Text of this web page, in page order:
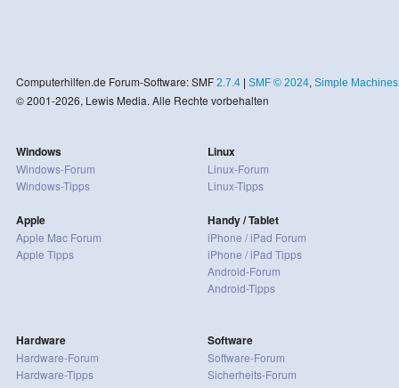
Computerhilfen.de Forum-Software: SMF 2.7.4| SMF © 2024, Simple Machines
© 2001-2026, Lewis Media. Alle Rechte vorbehalten
Windows
Windows-Forum
Windows-Tipps
Apple
Apple Mac Forum
Apple Tipps
Linux
Linux-Forum
Linux-Tipps
Handy / Tablet
iPhone / iPad Forum
iPhone / iPad Tipps
Android-Forum
Android-Tipps
Hardware
Hardware-Forum
Hardware-Tipps
Software
Software-Forum
Sicherheits-Forum